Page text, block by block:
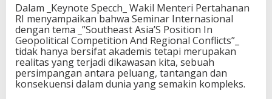
Dalam _Keynote Specch_ Wakil Menteri Pertahanan
RI menyampaikan bahwa Seminar Internasional
dengan tema _”Southeast Asia’S Position In
Geopolitical Competition And Regional Conflicts”_
tidak hanya bersifat akademis tetapi merupakan
realitas yang terjadi dikawasan kita, sebuah
persimpangan antara peluang, tantangan dan
konsekuensi dalam dunia yang semakin kompleks.